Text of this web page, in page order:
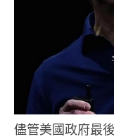
儘管美國政府最